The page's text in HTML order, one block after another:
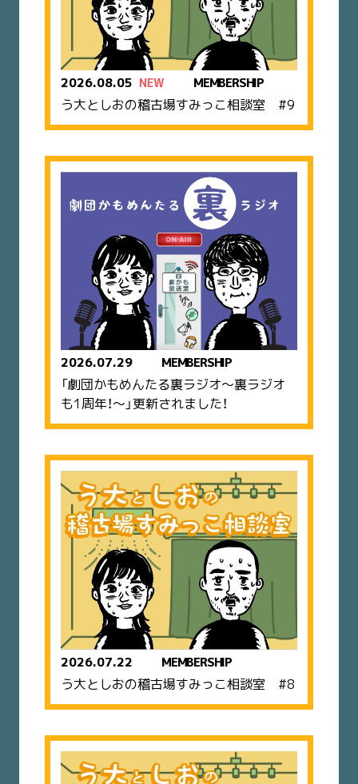
2026.08.05 NEW MEMBERSHIP
う大としおの稽古場すみっこ相談室 #9
2026.07.29 MEMBERSHIP
「劇団かもめんたる裏ラジオ〜裏ラジオ
も1周年！〜」更新されました！
2026.07.22 MEMBERSHIP
う大としおの稽古場すみっこ相談室 #8